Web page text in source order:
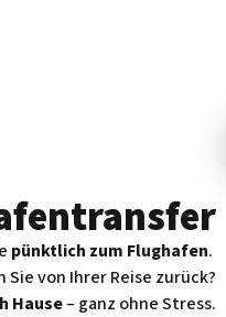
pünktlich zum Flughafen.
Sie von Ihrer Reise zurück?
Hause– ganz ohne Stress.